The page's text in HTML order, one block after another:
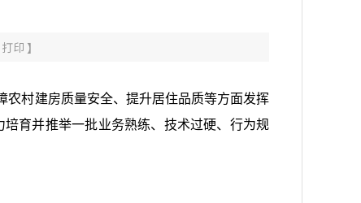
打印 】
农村建房质量安全、提升居住品质等方面发挥
育并推举一批业务熟练、技术过硬、行为规